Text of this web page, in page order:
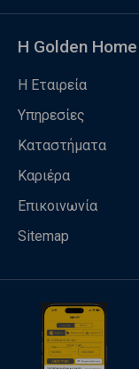
Η Golden Home
Η Εταιρεία
Υπηρεσίες
Καταστήματα
Καριέρα
Επικοινωνία
Sitemap